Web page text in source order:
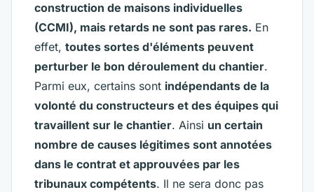
construction de maisons individuelles
(CCMI), mais retards ne sont pas rares. En
effet, toutes sortes d'éléments peuvent
perturber le bon déroulement du chantier.
Parmi eux, certains sont indépendants de la
volonté du constructeurs et des équipes qui
travaillent sur le chantier. Ainsi un certain
nombre de causes légitimes sont annotées
dans le contrat et approuvées par les
tribunaux compétents. Il ne sera donc pas